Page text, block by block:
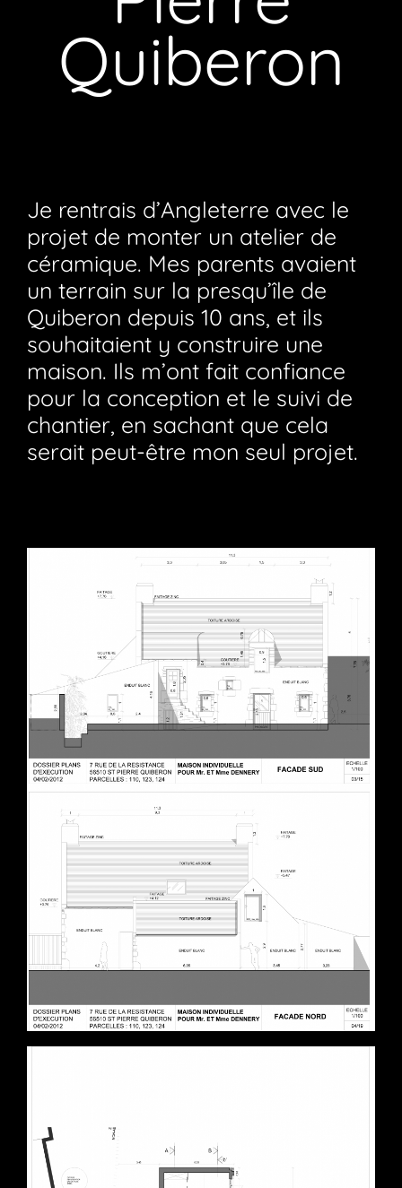
Quiberon
Je rentrais d’Angleterre avec le
projet de monter un atelier de
céramique. Mes parents avaient
un terrain sur la presqu’île de
Quiberon depuis 10 ans, et ils
souhaitaient y construire une
maison. Ils m’ont fait confiance
pour la conception et le suivi de
chantier, en sachant que cela
serait peut-être mon seul projet.